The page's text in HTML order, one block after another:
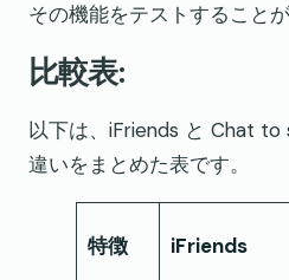
その機能をテストすることが
比較表:
以下は、iFriends と Chat to
違いをまとめた表です。
特徴 iFriends